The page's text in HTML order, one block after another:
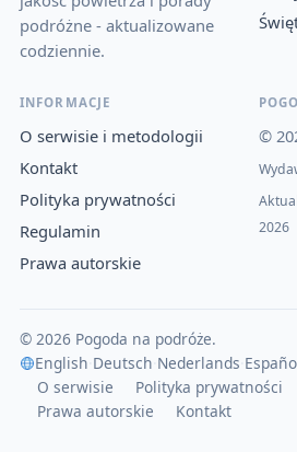
podróżne - aktualizowane
codziennie.
INFORMACJE
O serwisie i metodologii
Kontakt
Polityka prywatności
Regulamin
Prawa autorskie
©
2026
© 2026 Pogoda na podróże.
English Deutsch Nederlands
O serwisie
Polityka prywatności
Prawa autorskie
Kontakt